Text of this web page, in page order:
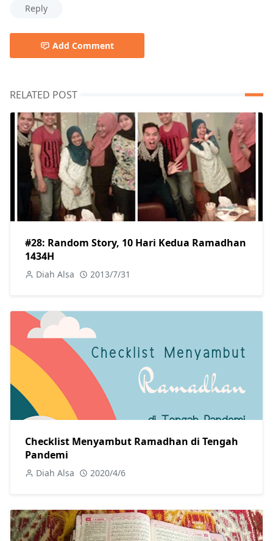
Reply
Add Comment
RELATED POST
#28: Random Story, 10 Hari Kedua Ramadhan
1434H
Diah Alsa 2013/7/31
Checklist Menyambut Ramadhan di Tengah
Pandemi
Diah Alsa 2020/4/6